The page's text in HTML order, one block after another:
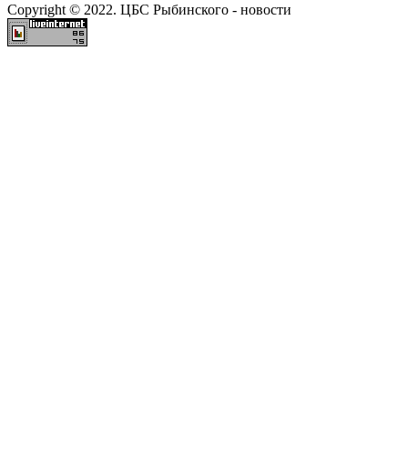
Copyright © 2022. ЦБС Рыбинского - новости